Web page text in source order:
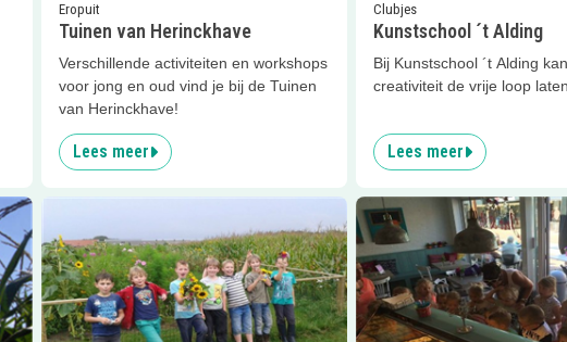
Eropuit
Tuinen van Herinckhave
Verschillende activiteiten en workshops
voor jong en oud vind je bij de Tuinen
van Herinckhave!
Lees meer
Clubjes
Kunstschool ´t Alding
Bij Kunstschool ´t Alding
creativiteit de vrije loop
Lees meer
Lees meer IJssalon Jut en